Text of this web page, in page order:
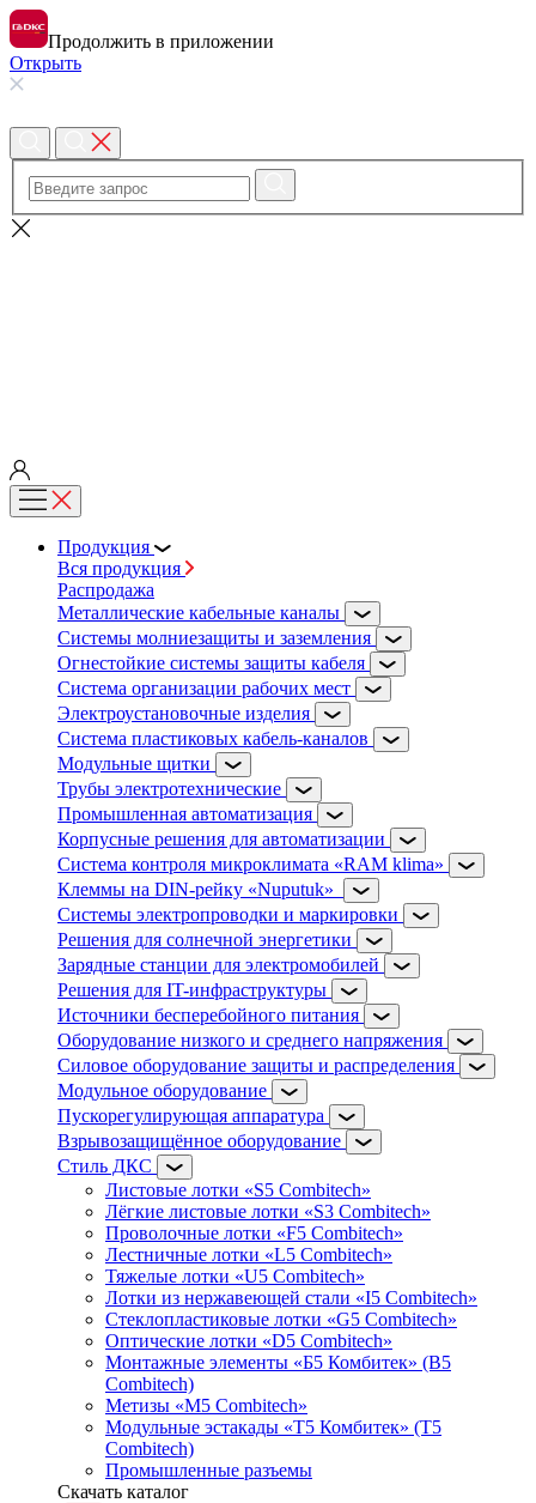
Продолжить в приложении
Открыть
Продукция
Вся продукция
Распродажа
Металлические кабельные каналы
Системы молниезащиты и заземления
Огнестойкие системы защиты кабеля
Система организации рабочих мест
Электроустановочные изделия
Система пластиковых кабель-каналов
Модульные щитки
Трубы электротехнические
Промышленная автоматизация
Корпусные решения для автоматизации
Система контроля микроклимата «RAM klima»
Клеммы на DIN-рейку «Nuputuk»
Системы электропроводки и маркировки
Решения для солнечной энергетики
Зарядные станции для электромобилей
Решения для IT-инфраструктуры
Источники бесперебойного питания
Оборудование низкого и среднего напряжения
Силовое оборудование защиты и распределения
Модульное оборудование
Пускорегулирующая аппаратура
Взрывозащищённое оборудование
Стиль ДКС
Листовые лотки «S5 Combitech»
Лёгкие листовые лотки «S3 Combitech»
Проволочные лотки «F5 Combitech»
Лестничные лотки «L5 Combitech»
Тяжелые лотки «U5 Combitech»
Лотки из нержавеющей стали «I5 Combitech»
Стеклопластиковые лотки «G5 Combitech»
Оптические лотки «D5 Combitech»
Монтажные элементы «Б5 Комбитек» (B5
Combitech)
Метизы «M5 Combitech»
Модульные эстакады «Т5 Комбитек» (T5
Combitech)
Промышленные разъемы
Скачать каталог